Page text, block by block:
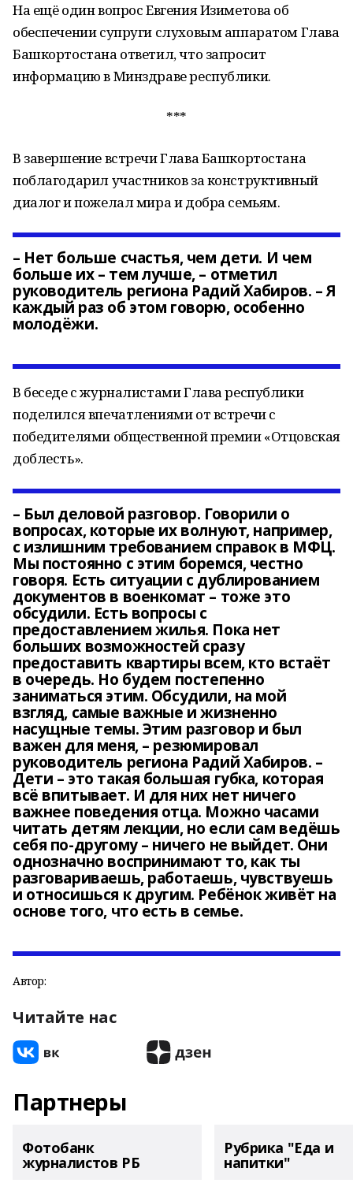
На ещё один вопрос Евгения Изиметова об
обеспечении супруги слуховым аппаратом Глава
Башкортостана ответил, что запросит
информацию в Минздраве республики.
***
В завершение встречи Глава Башкортостана
поблагодарил участников за конструктивный
диалог и пожелал мира и добра семьям.
– Нет больше счастья, чем дети. И чем
больше их – тем лучше, – отметил
руководитель региона Радий Хабиров. – Я
каждый раз об этом говорю, особенно
молодёжи.
В беседе с журналистами Глава республики
поделился впечатлениями от встречи с
победителями общественной премии «Отцовская
доблесть».
– Был деловой разговор. Говорили о
вопросах, которые их волнуют, например,
с излишним требованием справок в МФЦ.
Мы постоянно с этим боремся, честно
говоря. Есть ситуации с дублированием
документов в военкомат – тоже это
обсудили. Есть вопросы с
предоставлением жилья. Пока нет
больших возможностей сразу
предоставить квартиры всем, кто встаёт
в очередь. Но будем постепенно
заниматься этим. Обсудили, на мой
взгляд, самые важные и жизненно
насущные темы. Этим разговор и был
важен для меня, – резюмировал
руководитель региона Радий Хабиров. –
Дети – это такая большая губка, которая
всё впитывает. И для них нет ничего
важнее поведения отца. Можно часами
читать детям лекции, но если сам ведёшь
себя по-другому – ничего не выйдет. Они
однозначно воспринимают то, как ты
разговариваешь, работаешь, чувствуешь
и относишься к другим. Ребёнок живёт на
основе того, что есть в семье.
Автор:
Читайте нас
Партнеры
Фотобанк
журналистов РБ
Рубрика "Еда и
напитки"